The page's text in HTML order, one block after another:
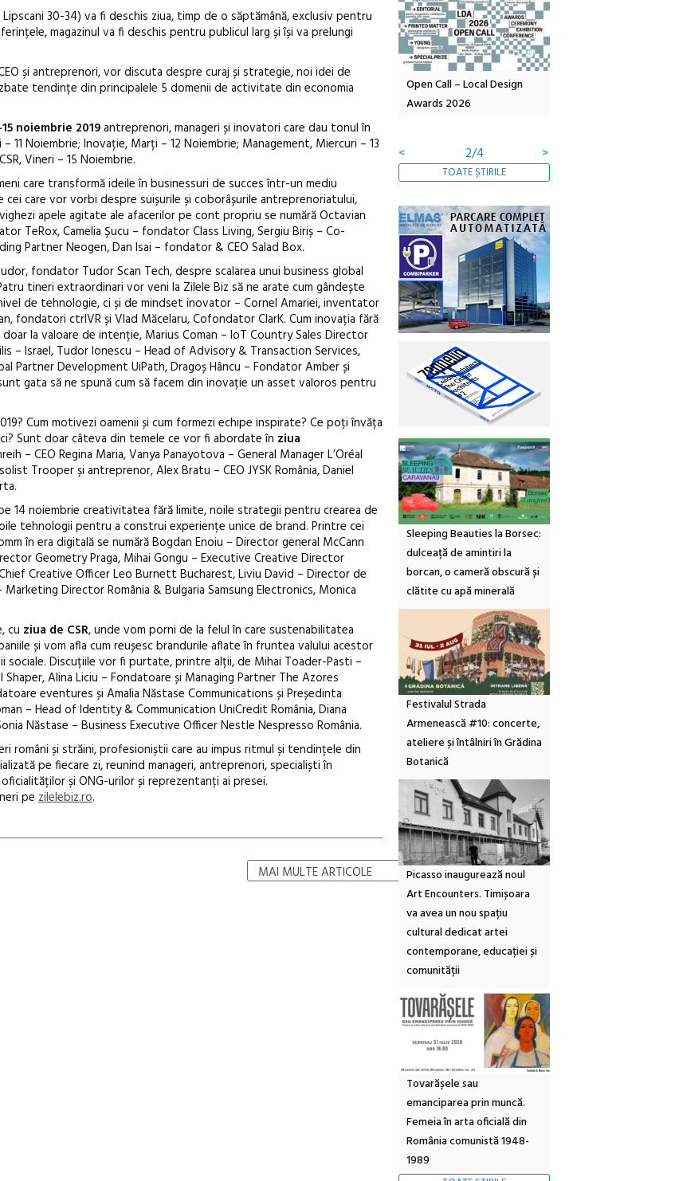
30-34) va fi deschis ziua, timp de o săptămână, exclusiv pentru
magazinul va fi deschis pentru publicul larg și își va prelungi
și antreprenori, vor discuta despre curaj și strategie, noi idei de
tendințe din principalele 5 domenii de activitate din economia
15 noiembrie 2019antreprenori, manageri și inovatori care dau tonul în
Noiembrie; Inovație, Marți – 12 Noiembrie; Management, Miercuri – 13
Vineri – 15 Noiembrie.
care transformă ideile în businessuri de succes într-un mediu
care vor vorbi despre suișurile și coborâșurile antreprenoriatului,
apele agitate ale afacerilor pe cont propriu se numără Octavian
TeRox, Camelia Șucu – fondator Class Living, Sergiu Biriș – Co-
Partner Neogen, Dan Isai – fondator & CEO Salad Box.
fondator Tudor Scan Tech, despre scalarea unui business global
tineri extraordinari vor veni la Zilele Biz să ne arate cum gândește
de tehnologie, ci și de mindset inovator – Cornel Amariei, inventator
fondatori ctrlVR și Vlad Măcelaru, Cofondator ClarK. Cum inovația fără
la valoare de intenție, Marius Coman – IoT Country Sales Director
– Israel, Tudor Ionescu – Head of Advisory & Transaction Services,
Partner Development UiPath, Dragoș Hâncu – Fondator Amber și
gata să ne spună cum să facem din inovație un asset valoros pentru
Cum motivezi oamenii și cum formezi echipe inspirate? Ce poți învăța
Sunt doar câteva din temele ce vor fi abordate în ziua
– CEO Regina Maria, Vanya Panayotova – General Manager L’Oréal
Trooper și antreprenor, Alex Bratu – CEO JYSK România, Daniel
14 noiembrie creativitatea fără limite, noile strategii pentru crearea de
tehnologii pentru a construi experiențe unice de brand. Printre cei
în era digitală se numără Bogdan Enoiu – Director general McCann
Geometry Praga, Mihai Gongu – Executive Creative Director
Creative Officer Leo Burnett Bucharest, Liviu David – Director de
Director România & Bulgaria Samsung Electronics, Monica
cu ziua de CSR, unde vom porni de la felul în care sustenabilitatea
și vom afla cum reușesc brandurile aflate în fruntea valului acestor
sociale. Discuțiile vor fi purtate, printre alții, de Mihai Toader-Pasti –
Alina Liciu – Fondatoare și Managing Partner The Azores
eventures și Amalia Năstase Communications și Președinta
– Head of Identity & Communication UniCredit România, Diana
Năstase – Business Executive Officer Nestle Nespresso România.
români și străini, profesioniștii care au impus ritmul și tendințele din
pe fiecare zi, reunind manageri, antreprenori, specialiști în
și ONG-urilor și reprezentanți ai presei.
pe zilelebiz.ro.
MAI MULTE ARTICOLE
În curând: POELANDA – parc
Open Call – Local Design
Awards 2026
<
2/4 >
TOATE ȘTIRILE
Sleeping Beauties la Borsec:
dulceață de amintiri la
borcan, o cameră obscură și
clătite cu apă minerală
Festivalul Strada
Armenească #10: concerte,
ateliere și întâlniri în Grădina
Botanică
Picasso inaugurează noul
Art Encounters. Timișoara
va avea un nou spațiu
cultural dedicat artei
contemporane, educației și
comunității
Tovarășele sau
emanciparea prin muncă.
Femeia în arta oficială din
România comunistă 1948-
1989